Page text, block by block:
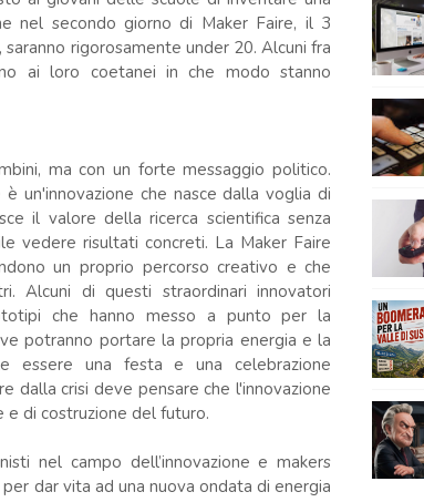
nel secondo giorno di Maker Faire, il 3
rigorosamente under 20. Alcuni fra
ai loro coetanei in che modo stanno
ma con un forte messaggio politico.
un'innovazione che nasce dalla voglia di
il valore della ricerca scientifica senza
vedere risultati concreti. La Maker Faire
un proprio percorso creativo e che
Alcuni di questi straordinari innovatori
che hanno messo a punto per la
potranno portare la propria energia e la
essere una festa e una celebrazione
dalla crisi deve pensare che l'innovazione
di costruzione del futuro.
nel campo dell’innovazione e makers
dar vita ad una nuova ondata di energia